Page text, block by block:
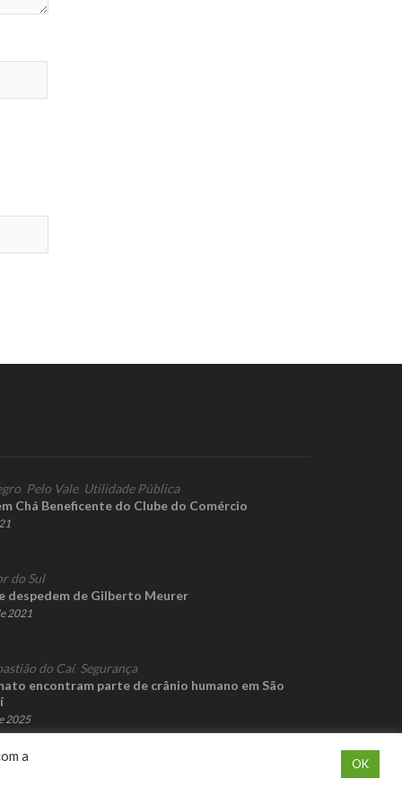
Pelo Vale, Utilidade Pública
Chá Beneficente do Clube do Comércio
do Sul
despedem de Gilberto Meurer
2021
do Caí, Segurança
encontram parte de crânio humano em São
2025
a
OK